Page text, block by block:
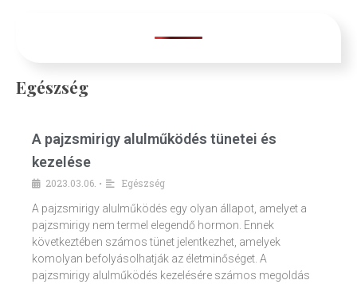
Egészség
A pajzsmirigy alulműködés tünetei és
kezelése
2023.03.06. •
Egészség
A pajzsmirigy alulműködés egy olyan állapot, amelyet a
pajzsmirigy nem termel elegendő hormon. Ennek
következtében számos tünet jelentkezhet, amelyek
komolyan befolyásolhatják az életminőséget. A
pajzsmirigy alulműködés kezelésére számos megoldás